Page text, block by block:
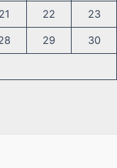
21 22 23
29 30